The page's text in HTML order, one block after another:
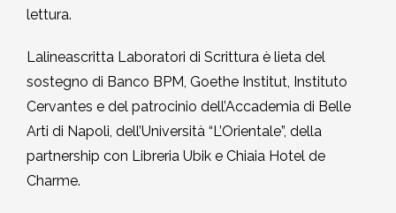
lettura.
Lalineascritta Laboratori di Scrittura è lieta del
sostegno di Banco BPM, Goethe Institut, Instituto
Cervantes e del patrocinio dell’Accademia di Belle
Arti di Napoli, dell’Università “L’Orientale”, della
partnership con Libreria Ubik e Chiaia Hotel de
Charme.